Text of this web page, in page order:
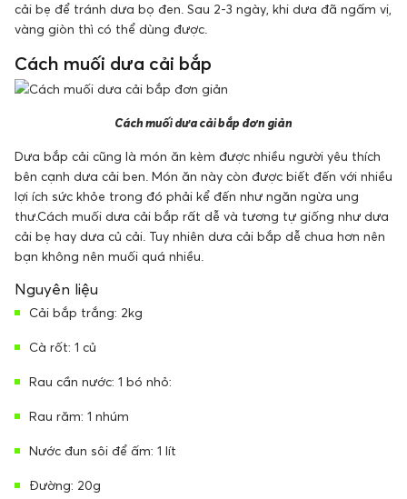
cải bẹ để tránh dưa bọ đen. Sau 2-3 ngày, khi dưa đã ngấm vị,
vàng giòn thì có thể dùng được.
Cách muối dưa cải bắp
Cách muối dưa cải bắp đơn giản
Dưa bắp cải cũng là món ăn kèm được nhiều người yêu thích
bên cạnh dưa cải ben. Món ăn này còn được biết đến với nhiều
lợi ích sức khỏe trong đó phải kể đến như ngăn ngừa ung
thư.Cách muối dưa cải bắp rất dễ và tương tự giống như dưa
cải bẹ hay dưa củ cải. Tuy nhiên dưa cải bắp dễ chua hơn nên
bạn không nên muối quá nhiều.
Nguyên liệu
Cải bắp trắng: 2kg
Cà rốt: 1 củ
Rau cần nước: 1 bó nhỏ:
Rau răm: 1 nhúm
Nước đun sôi để ấm: 1 lít
Đường: 20g